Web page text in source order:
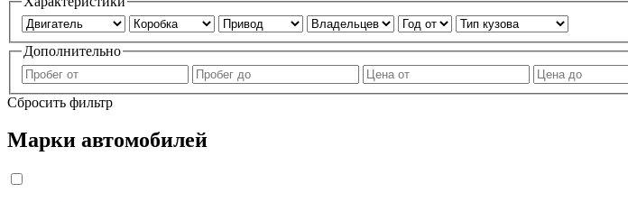
Дополнительно
Сбросить фильтр
Марки автомобилей